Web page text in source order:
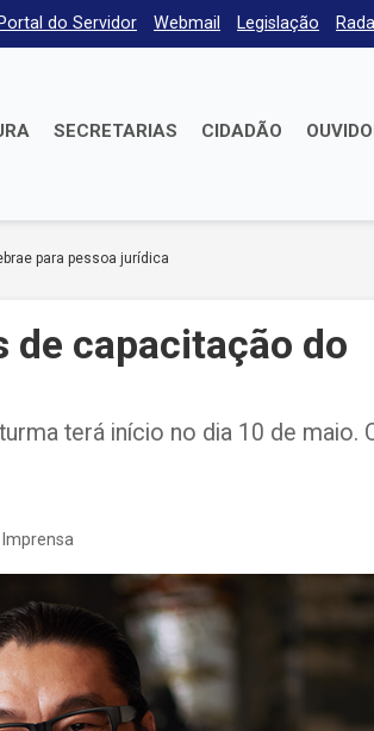
Portal do Servidor Webmail Legislação
SECRETARIAS CIDADÃO
para pessoa jurídica
de capacitação do
terá início no dia 10 de maio.